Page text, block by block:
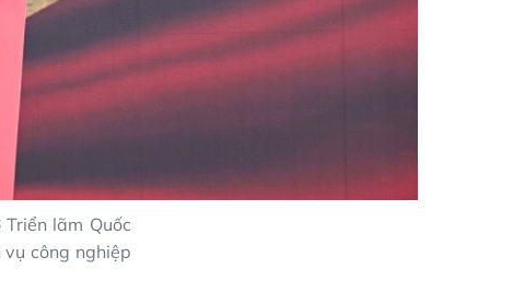
lãm Quốc
công nghiệp